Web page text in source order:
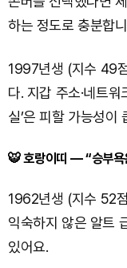
하는 정도로 충분합
1997년생 (지수 49
다. 지갑 주소·네트
실’은 피할 가능성이
🐯 호랑이띠 — “승부욕
1962년생 (지수 52
익숙하지 않은 알트
있어요.